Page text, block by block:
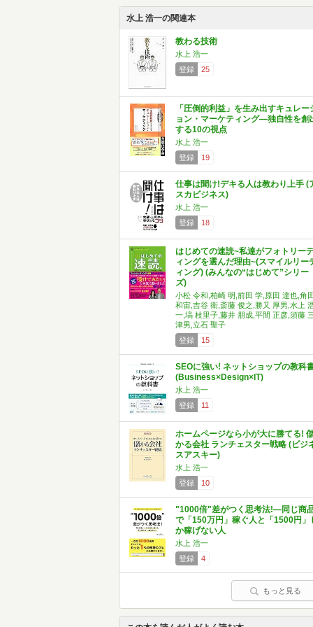
水上 浩一の関連本
教わる技術
水上 浩一
登録
25
「圧倒的利益」を生み出すキュレー
ョン・マーケティング―独自性を創
する10の視点
水上 浩一
登録
19
仕事は聞け!デキる人は教わり上手 (
スカビジネス)
水上 浩一
登録
18
はじめての速読~私達がフォトリー
ィングを選んだ理由~(スマイルリー
ィング) (みんなの“はじめて”シリー
ズ)
小松 令和,柏崎 明,前田 学,原田 達也,角
和宙,吉谷 衛,斎藤 俊之,勝又 厚男,水上
一,塙 枝里子,藤井 朋成,平間 正彦,須藤
津男,立石 聖子
登録
15
SEOに強い! ネットショップの教科
(Business×Design×IT)
水上 浩一
登録
11
ホームページなら小が大に勝てる!
かる会社 ランチェスター戦略 (ビジ
スアスキー)
水上 浩一
登録
10
"1000倍"差がつく思考法!―同じ商
で「150万円」稼ぐ人と「1500円」
か稼げない人
水上 浩一
登録
4
もっと見る